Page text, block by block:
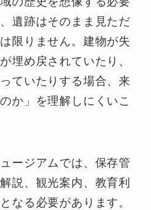
遺跡はそのまま見ただ
限りません。建物が失
埋め戻されていたり、
ていたりする場合、来
か」を理解しにくいこ
ージアムでは、保存管
説、観光案内、教育利
なる必要があります。